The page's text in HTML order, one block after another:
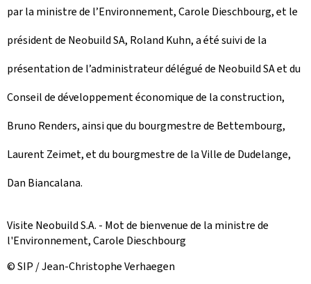
e
par la ministre de l’Environnement, Carole Dieschbourg, et le
président de Neobuild SA, Roland Kuhn, a été suivi de la
présentation de l’administrateur délégué de Neobuild SA et du
Conseil de développement économique de la construction,
Bruno Renders, ainsi que du bourgmestre de Bettembourg,
Laurent Zeimet, et du bourgmestre de la Ville de Dudelange,
Dan Biancalana.
Visite Neobuild S.A. - Mot de bienvenue de la ministre de
l'Environnement, Carole Dieschbourg
© SIP / Jean-Christophe Verhaegen